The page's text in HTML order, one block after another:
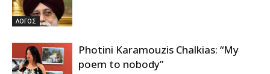
ΛΟΓΟΣ
Photini Karamouzis Chalkias: “My
poem to nobody”